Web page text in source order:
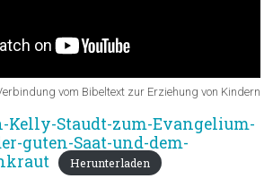
vom Bibeltext zur Erziehung von Kindern
Kelly-Staudt-zum-Evangelium-
guten-Saat-und-dem-
Herunterladen